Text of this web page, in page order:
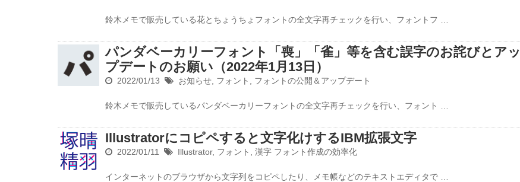
鈴木メモで販売している花とちょうちょフォントの全文字再チェックを行い、フォントフ …
パンダベーカリーフォント「喪」「雀」等を含む誤字のお詫びとアッ
プデートのお願い（2022年1月13日）
2022/01/13 お知らせ フォント フォントの公開＆アップデート
鈴木メモで販売しているパンダベーカリーフォントの全文字再チェックを行い、フォント …
Illustratorにコピペすると文字化けするIBM拡張文字
2022/01/11 Illustrator, フォント 漢字 フォント作成の効率化
インターネットのブラウザから文字列をコピペしたり、メモ帳などのテキストエディタで …